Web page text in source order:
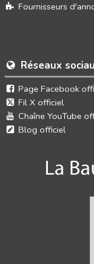
Réseaux
Page Facebook
Fil X officiel
Chaîne YouTube
Blog officiel
Fournisseurs